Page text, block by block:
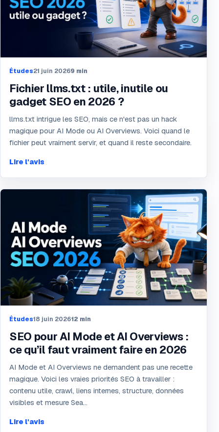
Études21 juin 20269 min
Fichier llms.txt : utile, inutile ou
gadget SEO en 2026 ?
llms.txt intrigue les SEO, mais ce n'est pas un hack
magique pour AI Mode ou AI Overviews. Voici quand le
fichier peut vraiment servir, et quand il reste secondaire.
Lire l'avis
Études18 juin 202612 min
SEO pour AI Mode et AI Overviews :
ce qu’il faut vraiment faire en 2026
AI Mode et AI Overviews ne demandent pas une recette
magique. Voici les vraies priorités SEO à travailler :
contenu utile, crawl, liens internes, structure, données
visibles et mesure Sea...
Lire l'avis